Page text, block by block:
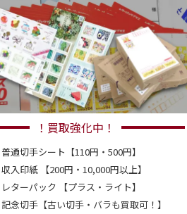
！買取強化中！
普通切手シート【110円・500円】
収入印紙 【200円・10,000円以上】
レターパック 【プラス・ライト】
記念切手【古い切手・バラも買取可！】